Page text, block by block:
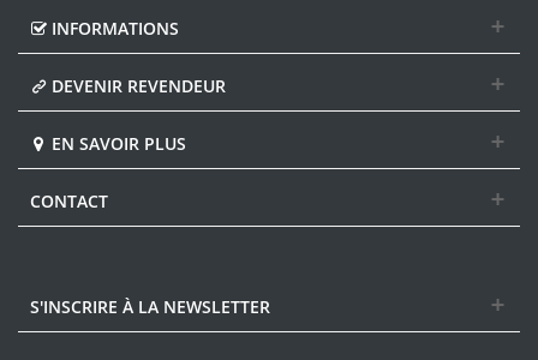
INFORMATIONS
DEVENIR REVENDEUR
EN SAVOIR PLUS
CONTACT
S'INSCRIRE À LA NEWSLETTER